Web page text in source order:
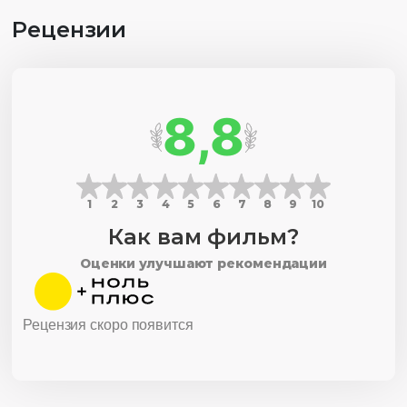
Рецензии
8,8
1 2 3 4 5 6 7 8 9 10
Как вам фильм?
Оценки улучшают рекомендации
Рецензия скоро появится